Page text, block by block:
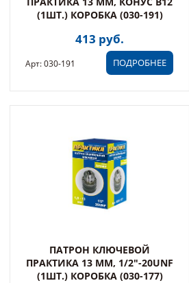
(1ШТ.) КОРОБКА (030-191)
413 руб.
ПОДРОБНЕЕ
Арт: 030-191
ПАТРОН КЛЮЧЕВОЙ
ПРАКТИКА 13 ММ, 1/2"-20UNF
(1ШТ.) КОРОБКА (030-177)